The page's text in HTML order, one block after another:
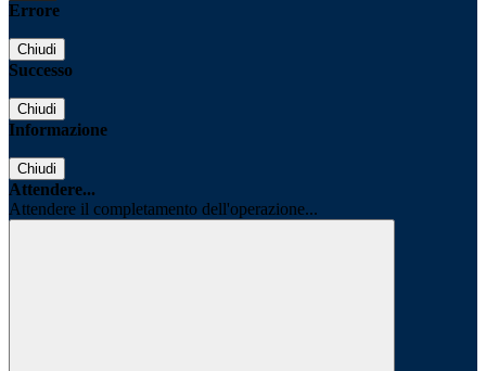
Errore
Chiudi
Successo
Chiudi
Informazione
Chiudi
Attendere...
Attendere il completamento dell'operazione...